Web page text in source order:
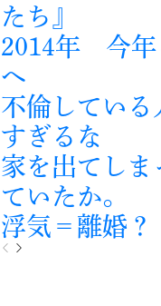
たち』
2014年 今年
へ
不倫している
すぎるな
家を出てしま
ていたか。
浮気＝離婚？
P
N